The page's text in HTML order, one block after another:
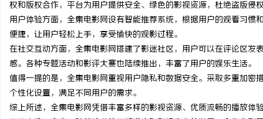
权和版权合作，平台为用户提供安全、绿色的影视资源，杜绝盗版侵
用户体验方面，全集电影网设有智能推荐系统，根据用户的观看习
便捷，让用户轻松上手，享受愉快的观影过程。
在社交互动方面，全集电影网搭建了影迷社区，用户可以在评论区
感。各种专题活动和影评大赛也陆续推出，丰富了用户的娱乐生活。
值得一提的是，全集电影网重视用户隐私和数据安全。采取多重加
个性化设置，满足不同用户的需求。
综上所述，全集电影网凭借丰富多样的影视资源、优质流畅的播放